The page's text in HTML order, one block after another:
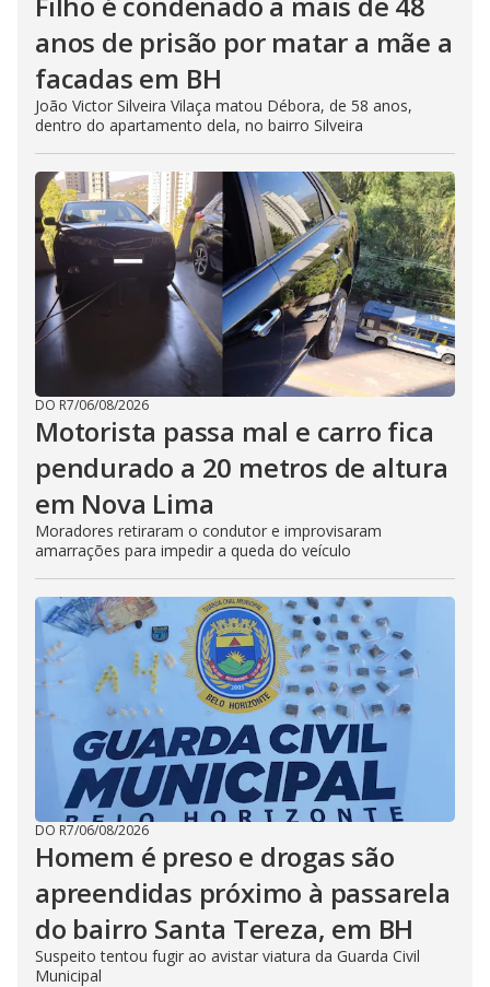
anos de prisão por matar a mãe a
facadas em BH
João Victor Silveira Vilaça matou Débora, de 58 anos,
dentro do apartamento dela, no bairro Silveira
DO R7/06/08/2026
Motorista passa mal e carro fica
pendurado a 20 metros de altura
em Nova Lima
Moradores retiraram o condutor e improvisaram
amarrações para impedir a queda do veículo
DO R7/06/08/2026
Homem é preso e drogas são
apreendidas próximo à passarela
do bairro Santa Tereza, em BH
Suspeito tentou fugir ao avistar viatura da Guarda Civil
Municipal